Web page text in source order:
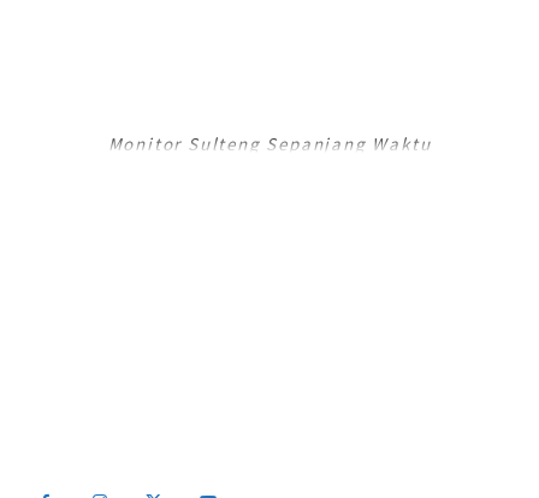
Monitor Sulteng Sepanjang Waktu